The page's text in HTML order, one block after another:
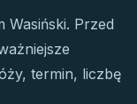
Wasiński. Przed
termin, liczbę